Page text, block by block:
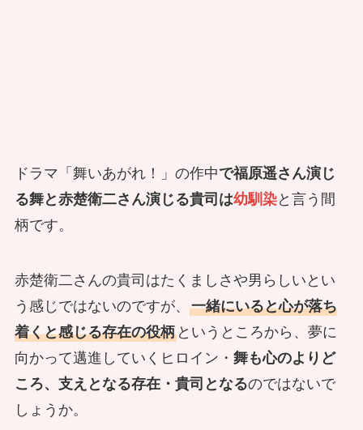
ドラマ「舞いあがれ！」の作中で福原遥さん演じ
る舞と赤楚衛二さん演じる貴司は幼馴染と言う間
柄です。
赤楚衛二さんの貴司はたくましさや男らしいとい
う感じではないのですが、 一緒にいると心が落ち
着くと感じる存在の役柄というところから、夢に
向かって邁進していくヒロイン・ 舞も心のよりど
ころ、支えとなる存在・貴司となるのではないで
しょうか。